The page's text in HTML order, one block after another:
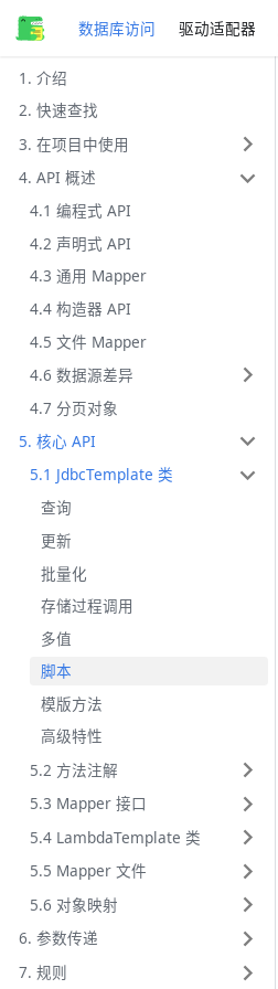
数据库访问 驱动适配器
1. 介绍
2. 快速查找
3. 在项目中使用
4. API 概述
4.1 编程式 API
4.2 声明式 API
4.3 通用 Mapper
4.4 构造器 API
4.5 文件 Mapper
4.6 数据源差异
4.7 分页对象
5. 核心 API
5.1 JdbcTemplate 类
查询
更新
批量化
存储过程调用
多值
脚本
模版方法
高级特性
5.2 方法注解
5.3 Mapper 接口
5.4 LambdaTemplate 类
5.5 Mapper 文件
5.6 对象映射
6. 参数传递
7. 规则